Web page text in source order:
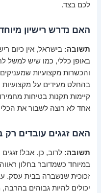
לכם בצד.
האם נדרש רישיון
תשובה: בישראל, אין כיום
באופן כללי, כמו שיש למשל
והכשרות מקצועיות
בהחלט מעידים על מקצועיות
קיימות תקנות בטיחות
אחד לא רוצה לשבור את
האם זגגים עובדים רק
תשובה: לרוב, כן. אבל!
במיוחד כשמדובר בחלון
זכוכית שנשברה בבית עסק.
יכולים להיות גבוהים